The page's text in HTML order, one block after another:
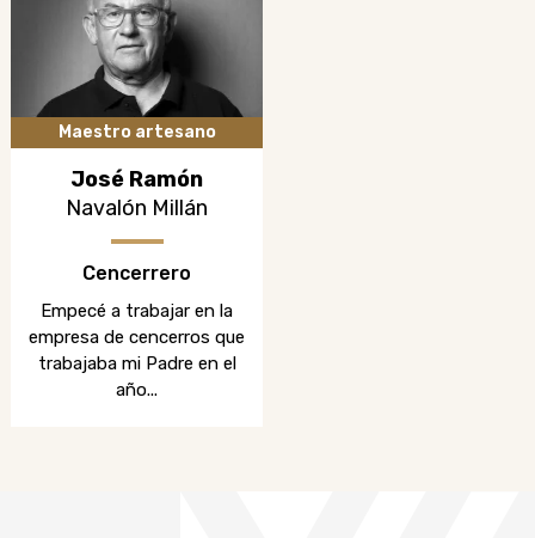
Maestro artesano
José Ramón
Navalón Millán
Cencerrero
Empecé a trabajar en la
empresa de cencerros que
trabajaba mi Padre en el
año...